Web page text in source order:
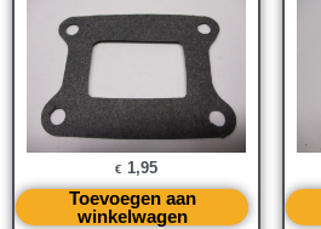
€ 1,95
Toevoegen aan
winkelwagen